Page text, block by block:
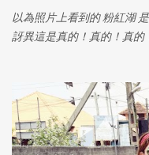
以為照片上看到的 粉紅湖
訝異這是真的！真的！真的